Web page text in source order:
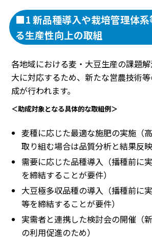
■1 新品種導入や栽培管理体系
る生産性向上の取組
各地域における麦・大豆生産の課題
大に対応するため、新たな営農技術
成が行われます。
＜助成対象となる具体的な取組例＞
麦種に応じた最適な施肥の実施（
取り組む場合は品質分析と結果反映
需要に応じた品種導入（播種前に
を締結することが要件）
大豆極多収品種の導入（播種前に
等を締結することが要件）
実需者と連携した検討会の開催（
の利用促進のため）